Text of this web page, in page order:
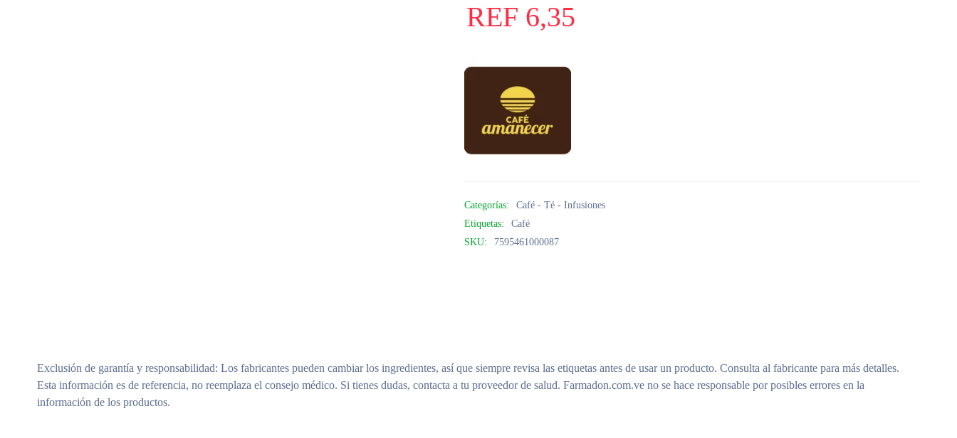
REF 6,35
Categorías:
Café - Té - Infusiones
Etiquetas:
Café
SKU:
7595461000087
Exclusión de garantía y responsabilidad: Los fabricantes pueden cambiar los ingredientes, así que siempre revisa las etiquetas antes de usar un producto. Consulta al fabricante para más detalles.
Esta información es de referencia, no reemplaza el consejo médico. Si tienes dudas, contacta a tu proveedor de salud. Farmadon.com.ve no se hace responsable por posibles errores en la
información de los productos.